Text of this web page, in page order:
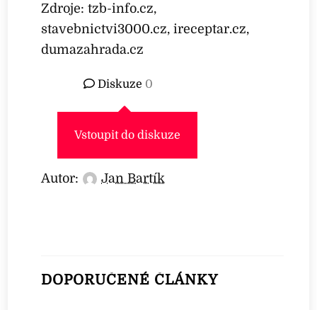
Zdroje: tzb-info.cz,
stavebnictvi3000.cz, ireceptar.cz,
dumazahrada.cz
Diskuze 0
Vstoupit do diskuze
Autor: Jan Bartík
DOPORUČENÉ ČLÁNKY